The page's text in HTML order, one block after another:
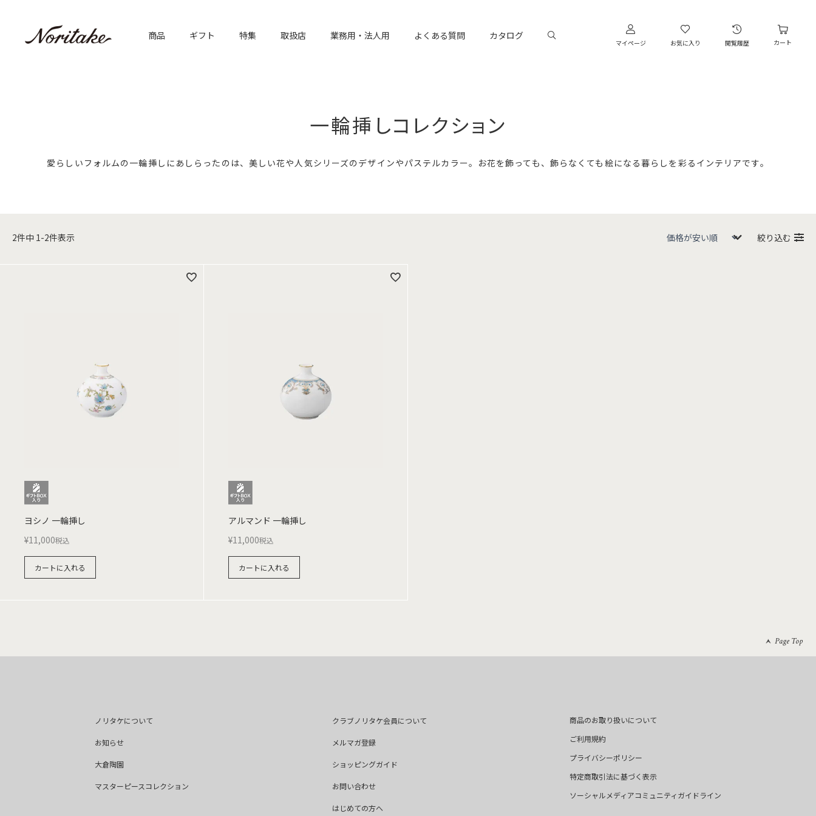
商品 ギフト 特集 取扱店 業務用・法人用 よくある質問 カタログ
マイページ お気に入り 閲覧履歴 カート
一輪挿しコレクション
愛らしいフォルムの一輪挿しにあしらったのは、美しい花や人気シリーズのデザインやパステルカラー。お花を飾っても、飾らなくても絵になる暮らしを彩るインテリアです。
2件中 1-2件表示 絞り込む
ヨシノ 一輪挿し
¥11,000税込
カートに入れる
アルマンド 一輪挿し
¥11,000税込
カートに入れる
Page Top
ノリタケについて
お知らせ
大倉陶園
マスターピースコレクション
クラブノリタケ会員について
メルマガ登録
ショッピングガイド
お問い合わせ
はじめての方へ
商品のお取り扱いについて
ご利用規約
プライバシーポリシー
特定商取引法に基づく表示
ソーシャルメディアコミュニティガイドライン